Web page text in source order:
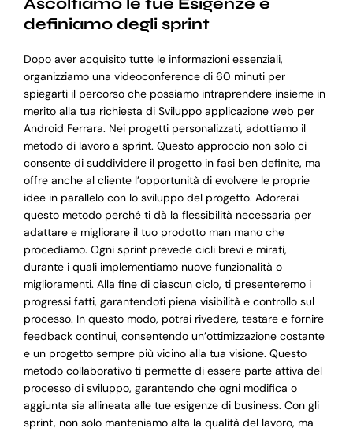
definiamo degli sprint
Dopo aver acquisito tutte le informazioni essenziali,
organizziamo una videoconference di 60 minuti per
spiegarti il percorso che possiamo intraprendere insieme in
merito alla tua richiesta di Sviluppo applicazione web per
Android Ferrara. Nei progetti personalizzati, adottiamo il
metodo di lavoro a sprint. Questo approccio non solo ci
consente di suddividere il progetto in fasi ben definite, ma
offre anche al cliente l’opportunità di evolvere le proprie
idee in parallelo con lo sviluppo del progetto. Adorerai
questo metodo perché ti dà la flessibilità necessaria per
adattare e migliorare il tuo prodotto man mano che
procediamo. Ogni sprint prevede cicli brevi e mirati,
durante i quali implementiamo nuove funzionalità o
miglioramenti. Alla fine di ciascun ciclo, ti presenteremo i
progressi fatti, garantendoti piena visibilità e controllo sul
processo. In questo modo, potrai rivedere, testare e fornire
feedback continui, consentendo un’ottimizzazione costante
e un progetto sempre più vicino alla tua visione. Questo
metodo collaborativo ti permette di essere parte attiva del
processo di sviluppo, garantendo che ogni modifica o
aggiunta sia allineata alle tue esigenze di business. Con gli
sprint, non solo manteniamo alta la qualità del lavoro, ma